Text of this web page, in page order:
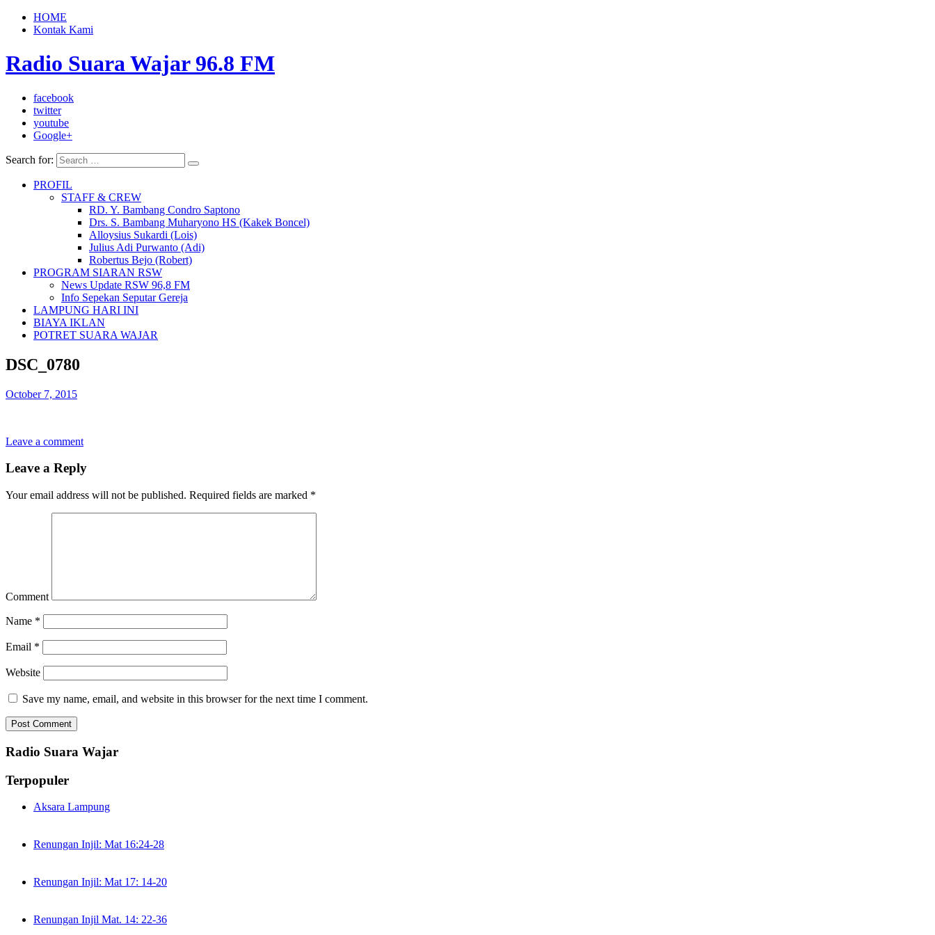
HOME
Kontak Kami
Radio Suara Wajar 96.8 FM
facebook
twitter
youtube
Google+
Search for:
PROFIL
STAFF & CREW
RD. Y. Bambang Condro Saptono
Drs. S. Bambang Muharyono HS (Kakek Boncel)
Alloysius Sukardi (Lois)
Julius Adi Purwanto (Adi)
Robertus Bejo (Robert)
PROGRAM SIARAN RSW
News Update RSW 96,8 FM
Info Sepekan Seputar Gereja
LAMPUNG HARI INI
BIAYA IKLAN
POTRET SUARA WAJAR
DSC_0780
October 7, 2015
Leave a comment
Leave a Reply
Your email address will not be published. Required fields are marked *
Comment
Name *
Email *
Website
Save my name, email, and website in this browser for the next time I comment.
Radio Suara Wajar
Terpopuler
Aksara Lampung
Renungan Injil: Mat 16:24-28
Renungan Injil: Mat 17: 14-20
Renungan Injil Mat. 14: 22-36